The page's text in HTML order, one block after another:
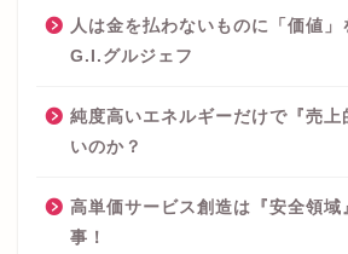
人は金を払わないものに「価値
G.I.グルジェフ
純度高いエネルギーだけで『売上
いのか？
高単価サービス創造は『安全領域
事！